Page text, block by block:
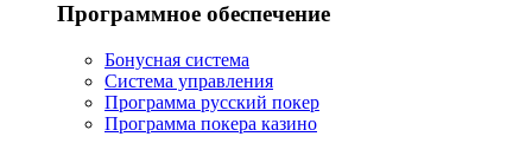
Программное обеспечение
Бонусная система
Система управления
Программа русский покер
Программа покера казино